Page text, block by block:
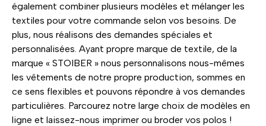
également combiner plusieurs modèles et mélanger les
textiles pour votre commande selon vos besoins. De
plus, nous réalisons des demandes spéciales et
personnalisées. Ayant propre marque de textile, de la
marque « STOIBER » nous personnalisons nous-mêmes
les vêtements de notre propre production, sommes en
ce sens flexibles et pouvons répondre à vos demandes
particulières. Parcourez notre large choix de modèles en
ligne et laissez-nous imprimer ou broder vos polos !